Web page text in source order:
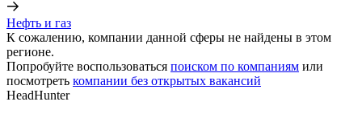
Нефть и газ
К сожалению, компании данной сферы не найдены в этом
регионе.
Попробуйте воспользоваться поиском по компаниям или
посмотреть компании без открытых вакансий
HeadHunter